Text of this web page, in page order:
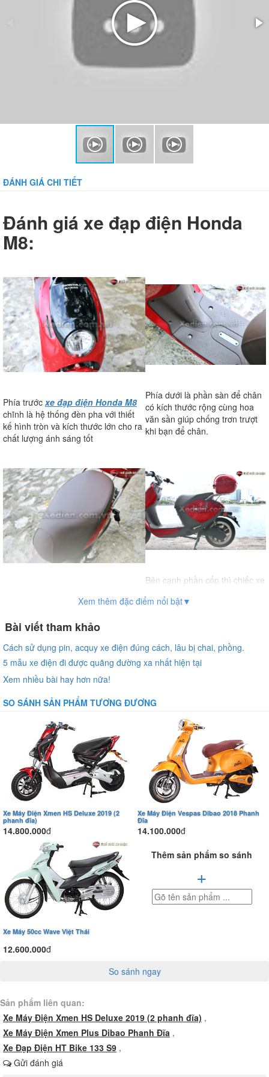
ĐÁNH GIÁ CHI TIẾT
Đánh giá xe đạp điện Honda
M8:
Phía trước xe đạp điện Honda M8
chĩnh là hệ thống đèn pha với thiết
kế hình tròn và kích thước lớn cho ra
chất lượng ánh sáng tốt
Phía dưới là phần sàn để chân
có kích thước rộng cùng hoa
văn sần giúp chống trơn trượt
khi bạn để chân.
cốp có kích thước lớn và thoải mái
Bên cạnh phần cốp thì chiếc xe
bị thêm cả một chiếc cốp ở đuôi
Đuôi chiếc xe Honda M8 có một thiết
kế khá nổi bật với chiếc đèn hậu
cùng hai dải đèn led xinhan hai bên.
Chiếc đồng hồ của chiếc xe
cũng khá đơn giản nhưng vẫn
đủ để hiển thị đầy đủ các thông
tin cần thiết cho bạn.
Chiếc xe được trang bị tới hai chế độ
giúp bạn có thể tùy chình théo ý
cùng với tay ga và tay phanh
trước của chiếc xe.
Xem thêm đặc điểm nổi bật▼
Bài viết tham khảo
Cách sử dụng pin, acquy xe điện đúng cách, lâu bị chai, phồng.
5 mẫu xe điện đi được quãng đường xa nhất hiện tại
Xem nhiều bài hay hơn nữa!
SO SÁNH SẢN PHẨM TƯƠNG ĐƯƠNG
Xe Máy Điện Xmen HS Deluxe 2019 (2
phanh đĩa)
14.800.000đ
Xe Máy Điện Vespas Dibao 2018 Phanh
Đĩa
14.100.000đ
Xe Máy 50cc Wave Việt Thái
12.600.000đ
Thêm sản phẩm so sánh
+
So sánh ngay
Sản phẩm liên quan:
Xe Máy Điện Xmen HS Deluxe 2019 (2 phanh đĩa) ,
Xe Máy Điện Xmen Plus Dibao Phanh Đĩa ,
Xe Đạp Điện HT Bike 133 S9 ,
Gửi đánh giá